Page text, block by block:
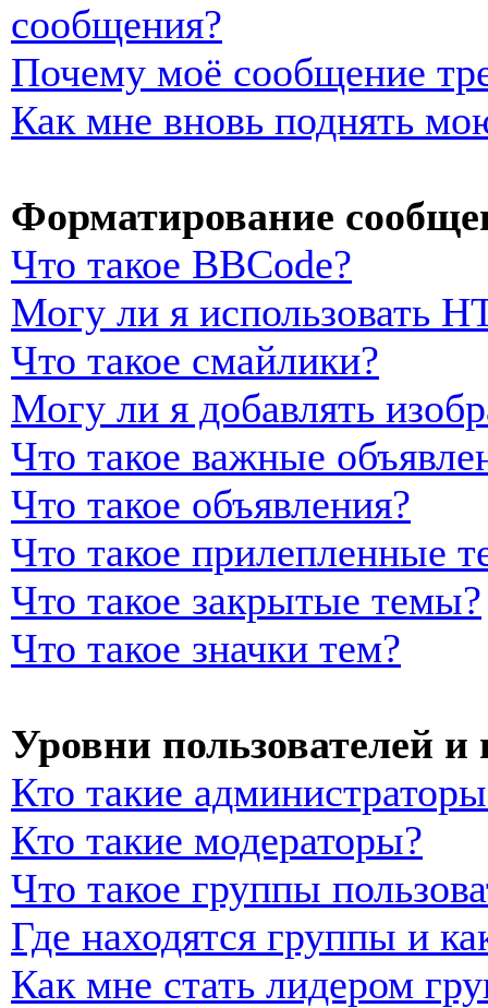
сообщения?
Почему моё сообщение
Как мне вновь поднять
Форматирование
Что такое BBCode?
Могу ли я использовать
Что такое смайлики?
Могу ли я добавлять
Что такое важные
Что такое объявления?
Что такое прилепленные
Что такое закрытые темы?
Что такое значки тем?
Уровни пользователей
Кто такие
Кто такие модераторы?
Что такое группы
Где находятся группы и
Как мне стать лидером